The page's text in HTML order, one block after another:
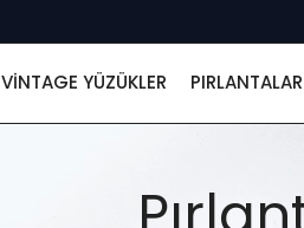
VINTAGE YÜZÜKLER PIRLANTALAR